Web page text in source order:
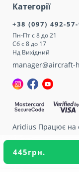
445грн.
Категорії
+38 (097) 492-57-
Пн-Пт с 8 до 21
Сб с 8 до 17
Нд Вихідний
manager@aircraft-
Aridius Працює на